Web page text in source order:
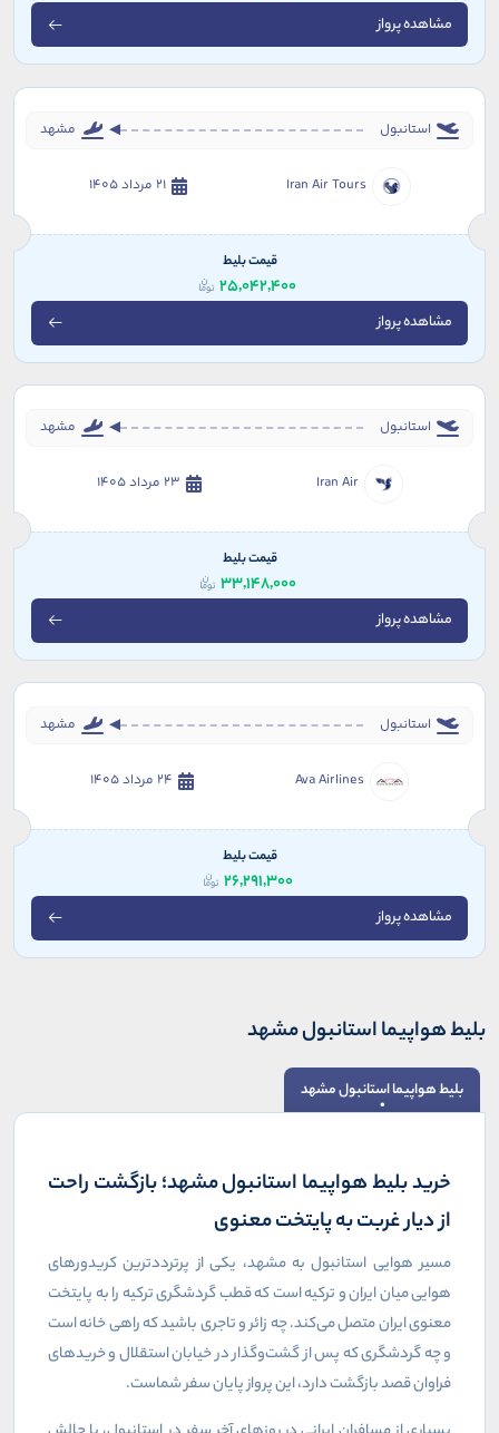
مشاهده پرواز
استانبول مشهد
Iran Air Tours 21 مرداد 1405
قیمت بلیط
25,042,400
مشاهده پرواز
استانبول مشهد
Iran Air 23 مرداد 1405
قیمت بلیط
33,148,000
مشاهده پرواز
استانبول مشهد
Ava Airlines 24 مرداد 1405
قیمت بلیط
26,291,300
مشاهده پرواز
بلیط هواپیما استانبول مشهد
بلیط هواپیما استانبول مشهد
خرید بلیط هواپیما استانبول مشهد؛ بازگشت راحت
از دیار غربت به پایتخت معنوی
مسیر هوایی استانبول به مشهد، یکی از پرترددترین کریدورهای
هوایی میان ایران و ترکیه است که قطب گردشگری ترکیه را به پایتخت
معنوی ایران متصل می‌کند. چه زائر و تاجری باشید که راهی خانه است
و چه گردشگری که پس از گشت‌وگذار در خیابان استقلال و خریدهای
فراوان قصد بازگشت دارد، این پرواز پایان سفر شماست.